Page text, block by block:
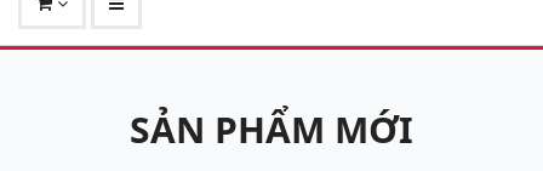
SẢN PHẨM MỚI